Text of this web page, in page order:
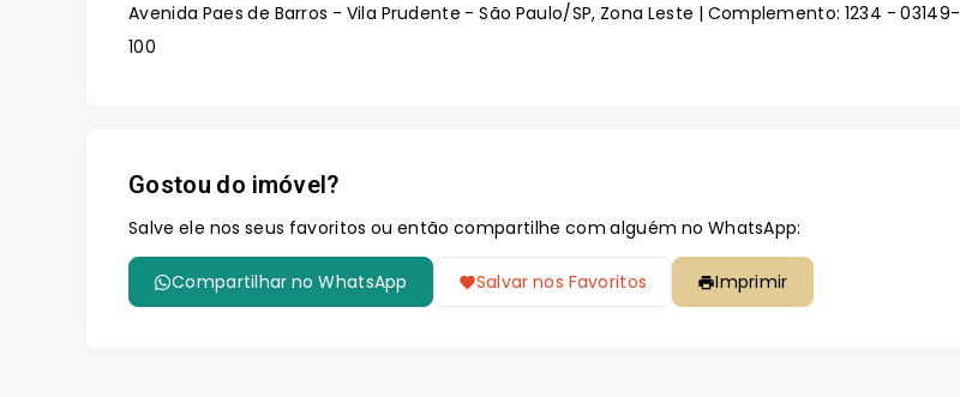
Avenida Paes de Barros - Vila Prudente - São Paulo/SP, Zona Leste | Complemento: 1234 - 03149-
100
Gostou do imóvel?
Salve ele nos seus favoritos ou então compartilhe com alguém no WhatsApp:
Compartilhar no WhatsApp Salvar nos Favoritos Imprimir